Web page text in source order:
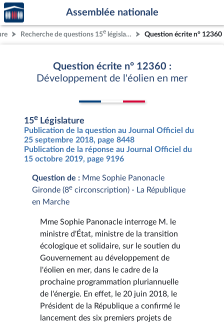
Aller au contenu
Aller en bas de la page
Accèder
à la
page
d'accueil
Assemblée nationale
Recherche de questions 15e législature Question écrite n° 12360
Question écrite n° 12360 :
Développement de l'éolien en mer
15e Législature
Publication de la question au Journal Officiel du
25 septembre 2018, page 8448
Publication de la réponse au Journal Officiel du
15 octobre 2019, page 9196
Question de : Mme Sophie Panonacle
Gironde (8e circonscription) - La République
en Marche
Mme Sophie Panonacle interroge M. le
ministre d'État, ministre de la transition
écologique et solidaire, sur le soutien du
Gouvernement au développement de
l'éolien en mer, dans le cadre de la
prochaine programmation pluriannuelle
de l'énergie. En effet, le 20 juin 2018, le
Président de la République a confirmé le
lancement des six premiers projets de